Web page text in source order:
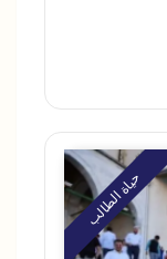
حياة الطالب